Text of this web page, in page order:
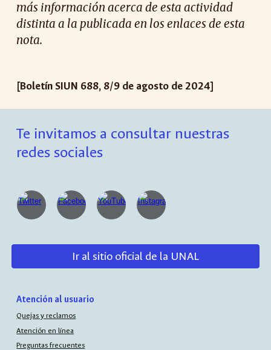
más información acerca de esta actividad
distinta a la publicada en los enlaces de esta
nota.
[Boletín SIUN 688, 8/9 de agosto de 2024]
Te invitamos a consultar nuestras
redes sociales
Ir al sitio oficial de la UNAL
Atención al usuario
Quejas y reclamos
Atención en línea
Preguntas frecuentes